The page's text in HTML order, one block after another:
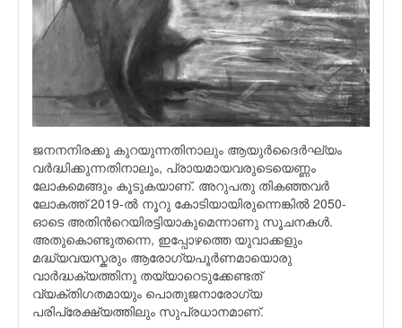
ജനനനിരക്കു കുറയുന്നതിനാലും ആയുര്‍ദൈര്‍ഘ്യം
വര്‍ദ്ധിക്കുന്നതിനാലും, പ്രായമായവരുടെയെണ്ണം
ലോകമെങ്ങും കൂടുകയാണ്. അറുപതു തികഞ്ഞവര്‍
ലോകത്ത് 2019-ല്‍ നൂറു കോടിയായിരുന്നെങ്കില്‍ 2050-
ഓടെ അതിന്‍റെയിരട്ടിയാകുമെന്നാണു സൂചനകള്‍.
അതുകൊണ്ടുതന്നെ, ഇപ്പോഴത്തെ യുവാക്കളും
മദ്ധ്യവയസ്കരും ആരോഗ്യപൂര്‍ണമായൊരു
വാര്‍ദ്ധക്യത്തിനു തയ്യാറെടുക്കേണ്ടത്
വ്യക്തിഗതമായും പൊതുജനാരോഗ്യ
പരിപ്രേക്ഷ്യത്തിലും സുപ്രധാനമാണ്.